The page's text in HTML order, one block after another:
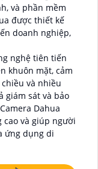
và phần mềm
được thiết kế
doanh nghiệp,
nghệ tiên tiến
khuôn mặt, cảm
và nhiều
giám sát và bảo
Camera Dahua
cao và giúp người
ứng dụng di